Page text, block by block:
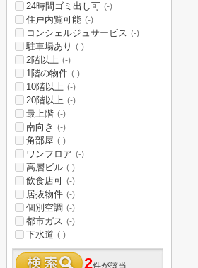
24時間ゴミ出し可 (-)
住戸内覧可能 (-)
コンシェルジュサービス (-)
駐車場あり (-)
2階以上 (-)
1階の物件 (-)
10階以上 (-)
20階以上 (-)
最上階 (-)
南向き (-)
角部屋 (-)
ワンフロア (-)
高層ビル (-)
飲食店可 (-)
居抜物件 (-)
個別空調 (-)
都市ガス (-)
下水道 (-)
2件が該当